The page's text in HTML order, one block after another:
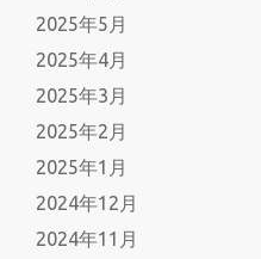
2025年5月
2025年4月
2025年3月
2025年2月
2025年1月
2024年12月
2024年11月